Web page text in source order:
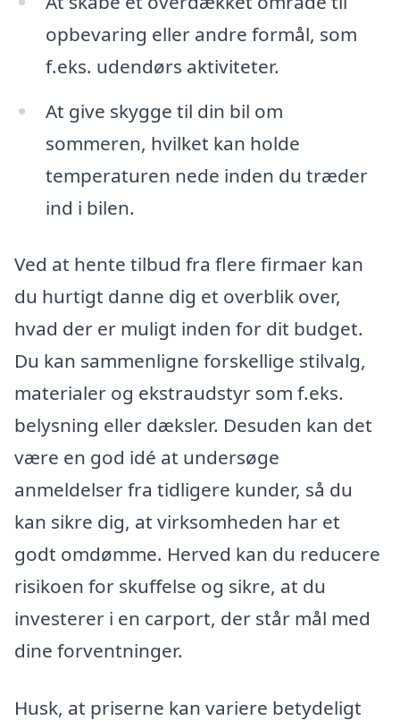
opbevaring eller andre formål, som
f.eks. udendørs aktiviteter.
At give skygge til din bil om
sommeren, hvilket kan holde
temperaturen nede inden du træder
ind i bilen.
Ved at hente tilbud fra flere firmaer kan
du hurtigt danne dig et overblik over,
hvad der er muligt inden for dit budget.
Du kan sammenligne forskellige stilvalg,
materialer og ekstraudstyr som f.eks.
belysning eller dæksler. Desuden kan det
være en god idé at undersøge
anmeldelser fra tidligere kunder, så du
kan sikre dig, at virksomheden har et
godt omdømme. Herved kan du reducere
risikoen for skuffelse og sikre, at du
investerer i en carport, der står mål med
dine forventninger.
Husk, at priserne kan variere betydeligt